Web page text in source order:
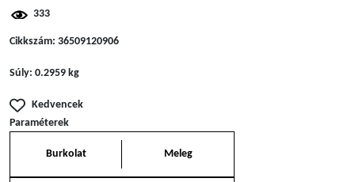
333
Cikkszám: 36509120906
Súly: 0.2959 kg
Kedvencek
Paraméterek
Burkolat Meleg